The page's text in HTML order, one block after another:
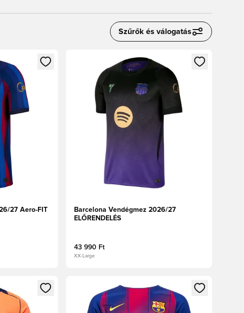
Szűrők és válogatás
vagy a tagként való regisztrációhoz
27 Aero-FIT
Megnyit egy modált a bejelentkezéshez vagy a
Barcelona Vendégmez 2026/27
ELŐRENDELÉS
43 990 Ft
XX-Large
vagy a tagként való regisztrációhoz
Megnyit egy modált a bejelentkezéshez vagy a